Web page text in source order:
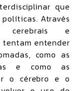
que
Através
cerebrais e
tentam entender
como as
e como as
o cérebro e o